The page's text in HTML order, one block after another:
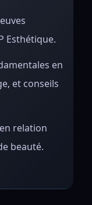
Esthétique.
en
et conseils
relation
beauté.